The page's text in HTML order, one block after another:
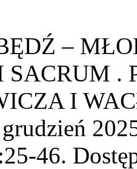
–
SACRUM .
I
46.